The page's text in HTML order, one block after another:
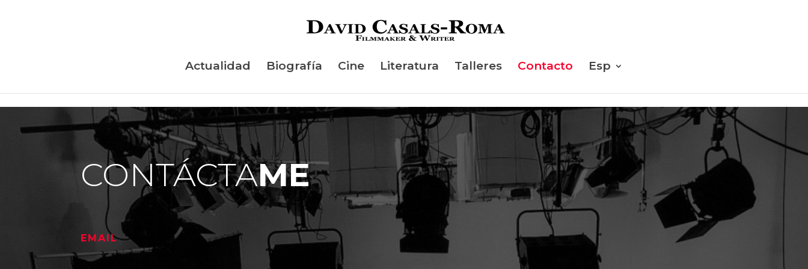
Actualidad Biografía Cine Literatura Talleres Contacto Esp
CONTÁCTAME
EMAIL